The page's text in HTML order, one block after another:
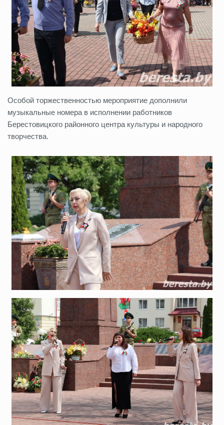
Особой торжественностью мероприятие дополнили
музыкальные номера в исполнении работников
Берестовицкого районного центра культуры и народного
творчества.